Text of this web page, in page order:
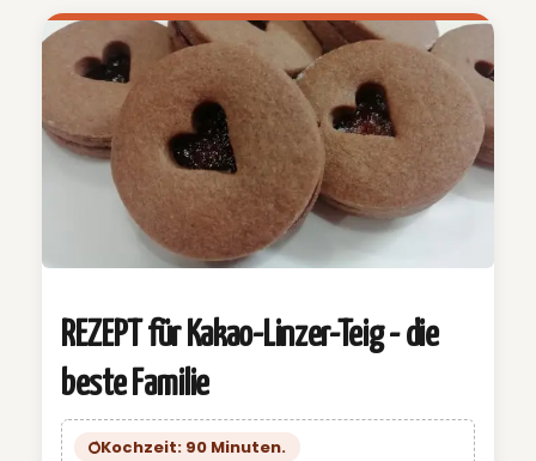
REZEPT für Kakao-Linzer-Teig - die
beste Familie
Kochzeit: 90 Minuten.